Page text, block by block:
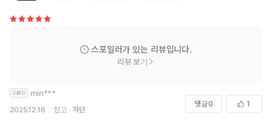
스포일러가 있는 리뷰입니다.
리뷰 보기
min***
2025.12.16 신고 차단
댓글0 1